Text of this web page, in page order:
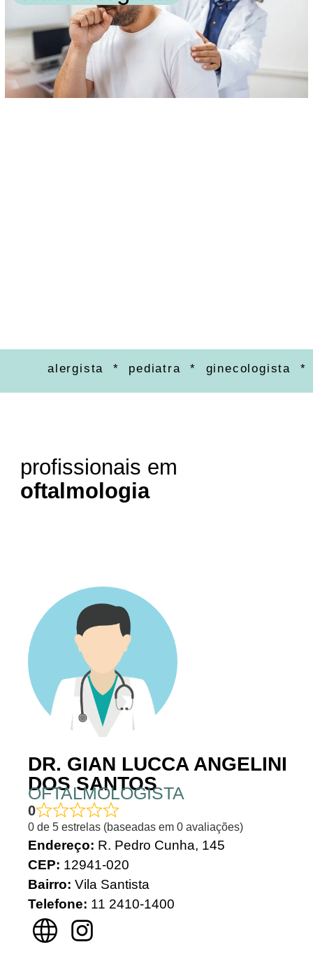
alergista * pediatra * ginecologista *
profissionais em
oftalmologia
DR. GIAN LUCCA ANGELINI
DOS SANTOS
OFTALMOLOGISTA
0
0 de 5 estrelas (baseadas em 0 avaliações)
Endereço: R. Pedro Cunha, 145
CEP: 12941-020
Bairro: Vila Santista
Telefone: 11 2410-1400